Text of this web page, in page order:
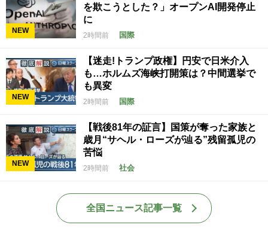
NEW
を欺こうとした？」オープンAI開発停止
に
2時間前 国際
NEW
【迷走!トランプ政権】円安で日米介入
も…ホルムズ海峡打開策は？中間選挙で
も異変
2時間前 国際
NEW
【戦後81年の証言】国策が奪った家族と
歳月“サヘル・ローズが辿る”残留孤児の
苦悩
2時間前 社会
全国ニュース記事一覧